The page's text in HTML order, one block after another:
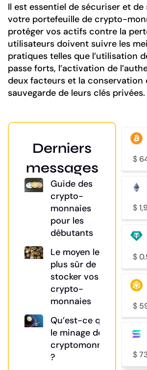
Il est essentiel de sécuriser et de
votre portefeuille de crypto-
protéger vos actifs contre la
utilisateurs doivent suivre les
pratiques telles que l’utilisation
passe forts, l’activation de
deux facteurs et la conservation
sauvegarde de leurs clés privées.
Derniers
messages
Guide des
crypto-
monnaies
pour les
débutants
Le moyen le
plus sûr de
stocker vos
crypto-
monnaies
Qu’est-ce que
le minage de
cryptomonnaies
?
$
$
$
$
$